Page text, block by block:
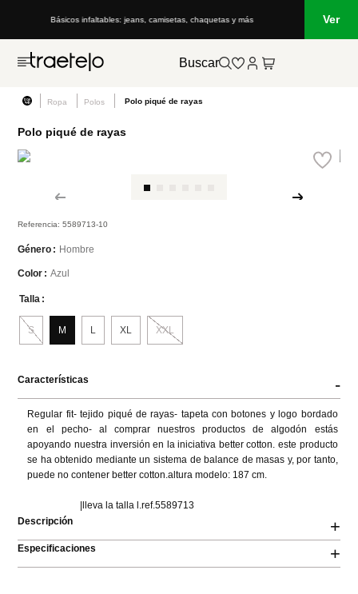
Básicos infaltables: jeans, camisetas, chaquetas y más Ver
Buscar
Ropa Polos Polo piqué de rayas
Polo piqué de rayas
Referencia:5589713-10
Género Hombre
Color Azul
Talla
L
M
S XL XXL
Características -
Regular fit- tejido piqué de rayas- tapeta con botones y logo bordado
en el pecho- al comprar nuestros productos de algodón estás
apoyando nuestra inversión en la iniciativa better cotton. este producto
se ha obtenido mediante un sistema de balance de masas y, por tanto,
puede no contener better cotton.altura modelo: 187 cm.
                      |lleva la talla l.ref.5589713
Descripción
+
Especificaciones +